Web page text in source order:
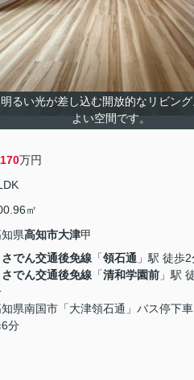
明るい光が差し込む開放的なリビン
よい空間です。
万円
㎡
県高知市大津甲
さでん交通後免線 「領石通 」駅 徒歩
さでん交通後免線 「清和学園前 」駅
県南国市「大津領石通」バス停下
分